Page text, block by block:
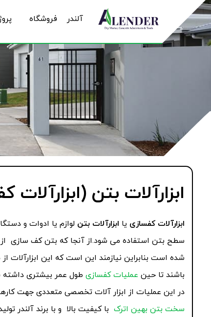
آلندر فروشگاه
ابزارآلات بتن
ابزارآلات کفسازی یا ابزارآلات بتن لوازم یا ادوات و
سطح بتن استفاده می شود.از آنجا که بتن کف سازی از
شده است بنابراین نیازمند این است که این
باشند تا حین عملیات کفسازی طول عمر بیشتری داشته
در این عملیات از ابزار آلات تخصصی متعددی جهت
سخت بتن بهین اترک با کیفیت بالا و با برند آلندر